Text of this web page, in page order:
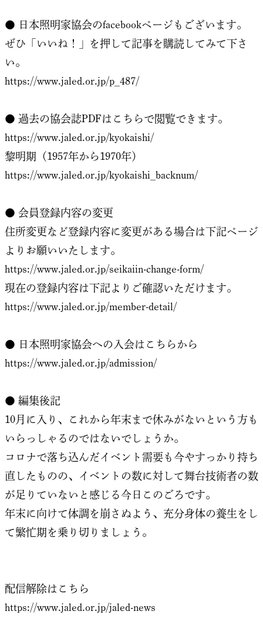
● 日本照明家協会のfacebookページもございます。
ぜひ「いいね！」を押して記事を購読してみて下さ
い。
https://www.jaled.or.jp/p_487/
● 過去の協会誌PDFはこちらで閲覧できます。
https://www.jaled.or.jp/kyokaishi/
黎明期（1957年から1970年）
https://www.jaled.or.jp/kyokaishi_backnum/
● 会員登録内容の変更
住所変更など登録内容に変更がある場合は下記ページ
よりお願いいたします。
https://www.jaled.or.jp/seikaiin-change-form/
現在の登録内容は下記よりご確認いただけます。
https://www.jaled.or.jp/member-detail/
● 日本照明家協会への入会はこちらから
https://www.jaled.or.jp/admission/
● 編集後記
10月に入り、これから年末まで休みがないという方も
いらっしゃるのではないでしょうか。
コロナで落ち込んだイベント需要も今やすっかり持ち
直したものの、イベントの数に対して舞台技術者の数
が足りていないと感じる今日このごろです。
年末に向けて体調を崩さぬよう、充分身体の養生をし
て繁忙期を乗り切りましょう。
配信解除はこちら
https://www.jaled.or.jp/jaled-news